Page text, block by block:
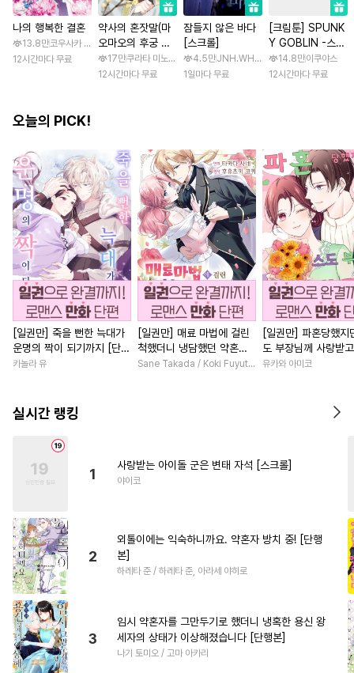
나의 행복한 결혼
13.8만코우사카 리토 / 아기토기 아쿠미
12시간마다 무료
약사의 혼잣말(마
오마오의 후궁 수
수께끼 풀이수첩)
17만쿠라타 미노지 / 휴우가 나츠
12시간마다 무료
잠들지 않은 바다
[스크롤]
4.5만JNH.WH Studio / Lasso
1일마다 무료
[크림툰] SPUNK
Y GOBLIN -스펑
키 고블린- [스크
롤]
14.8만이쿠야스
12시간마다 무료
오늘의 PICK!
[일권만] 죽을 뻔한 늑대가
운명의 짝이 되기까지 [단행
본]
카놀라 유
[일권만] 매료 마법에 걸린
척했더니 냉담했던 약혼자
가 맹목적인 사랑꾼이 되었
Sane Takada / Koki Fuyutsuki
[일권만] 파혼당했지
도 부장님께 사랑받
니다 [단행본]
유카와 아미코
실시간 랭킹
1
사랑받는 아이돌 군은 변태 자석 [스크롤]
야이코
2
외톨이에는 익숙하니까요. 약혼자 방치 중! [단행
본]
하레타 준 / 하레타 준, 아라세 야히로
3
임시 약혼자를 그만두기로 했더니 냉혹한 용신 왕
세자의 상태가 이상해졌습니다 [단행본]
나기 토미오 / 고마 아카리